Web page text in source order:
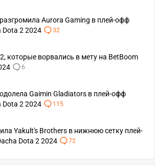
Aurora Gaming в плей-офф
Dota 2 2024
32
которые ворвались в мету на BetBoom
6
Gaimin Gladiators в плей-офф
Dota 2 2024
115
Yakult's Brothers в нижнюю сетку плей-
Dota 2 2024
72